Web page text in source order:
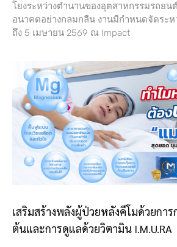
โยงระหว่างตำนานของอุตสาหกรรมรถยน
อนาคตอย่างกลมกลืน งานมีกำหนดจัดระ
ถึง 5 เมษายน 2569 ณ Impact
เสริมสร้างพลังผู้ป่วยหลังคีโมด้วยกา
ต้นและการดูแลด้วยวิตามิน I.M.U.RA